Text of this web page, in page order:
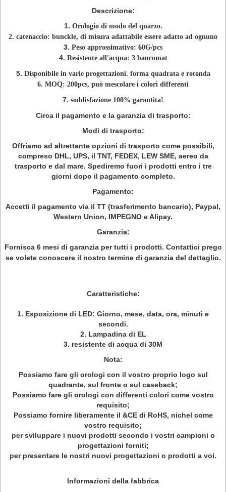
Descrizione:
1. Orologio di modo del quarzo.
2. catenaccio: bunckle, di misura adattabile essere adatto ad ognuno
3. Peso approssimativo: 60G/pcs
4. Resistente all'acqua: 3 bancomat
5. Disponibile in varie progettazioni. forma quadrata e rotonda
6. MOQ: 200pcs, può mescolare i colori differenti
7. soddisfazione 100% garantita!
Circa il pagamento e la garanzia di trasporto:
Modi di trasporto:
Offriamo ad altrettante opzioni di trasporto come possibili,
compreso DHL, UPS, il TNT, FEDEX, LEW SME, aereo da
trasporto e dal mare. Spediremo fuori i prodotti entro i tre
giorni dopo il pagamento completo.
Pagamento:
Accetti il pagamento via il TT (trasferimento bancario), Paypal,
Western Union, IMPEGNO e Alipay.
Garanzia:
Fornisca 6 mesi di garanzia per tutti i prodotti. Contattici prego
se volete conoscere il nostro termine di garanzia del dettaglio.
Caratteristiche:
1. Esposizione di LED: Giorno, mese, data, ora, minuti e
secondi.
2. Lampadina di EL
3. resistente di acqua di 30M
Nota:
Possiamo fare gli orologi con il vostro proprio logo sul
quadrante, sul fronte o sul caseback;
Possiamo fare gli orologi con differenti colori come vostro
requisito;
Possiamo fornire liberamente il &CE di RoHS, nichel come
vostro requisito;
per sviluppare i nuovi prodotti secondo i vostri campioni o
progettazioni forniti;
per presentare le nostri nuovi progettazioni o prodotti a voi.
Informazioni della fabbrica